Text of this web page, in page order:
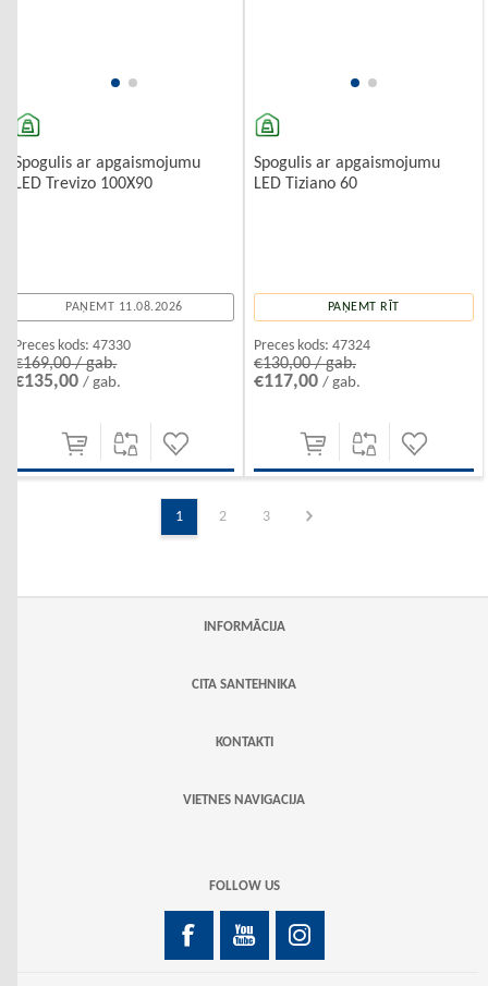
Spogulis ar apgaismojumu
LED Trevizo 100X90
PAŅEMT 11.08.2026
Preces kods: 47330
€169,00 / gab.
€135,00/ gab.
Spogulis ar apgaismojumu
LED Tiziano 60
PAŅEMT RĪT
Preces kods: 47324
€130,00 / gab.
€117,00 / gab.
1 2 3
INFORMĀCIJA
CITA SANTEHNIKA
KONTAKTI
VIETNES NAVIGACIJA
FOLLOW US